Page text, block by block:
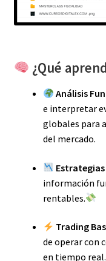
¿Qué
Análisis
e interpretar
globales para
del mercado.
información
rentables.
Trading
de operar con
en tiempo real.